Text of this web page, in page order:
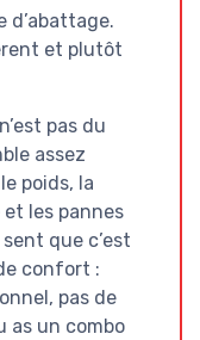
d’abattage.
et plutôt
pas du
assez
poids, la
les pannes
que c’est
confort :
pas de
as un combo